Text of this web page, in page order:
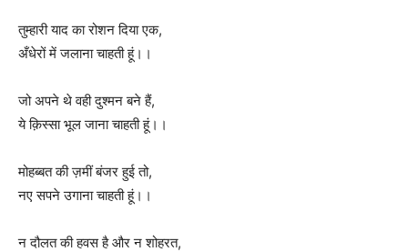
तुम्हारी याद का रोशन दिया एक,
अँधेरों में जलाना चाहती हूं।।
जो अपने थे वही दुश्मन बने हैं,
ये क़िस्सा भूल जाना चाहती हूं।।
मोहब्बत की ज़मीं बंजर हुई तो,
नए सपने उगाना चाहती हूं।।
न दौलत की हवस है और न शोहरत,